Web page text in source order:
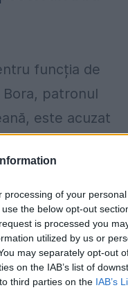
processing of your
the below opt-out
is processed you
utilized by us or
may separately opt-out
on the IAB’s list of
third parties on the IAB’s
funcția de
Bora, patronul
este acuzat
alți doi...